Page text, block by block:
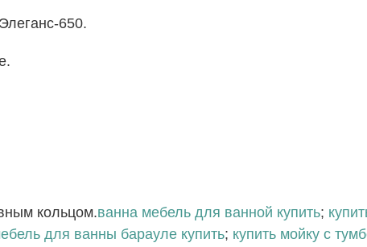
650.
кольцом.ванна мебель для ванной купить;
для ванны барауле купить; купить мойку с